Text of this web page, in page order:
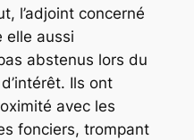
l’adjoint concerné
elle aussi
abstenus lors du
Ils ont
avec les
fonciers, trompant